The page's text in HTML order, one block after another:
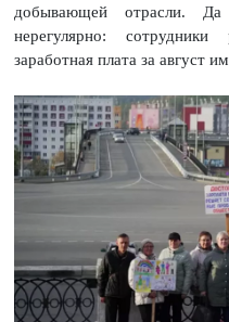
добывающей отрасли.
нерегулярно: сотрудники
заработная плата за август